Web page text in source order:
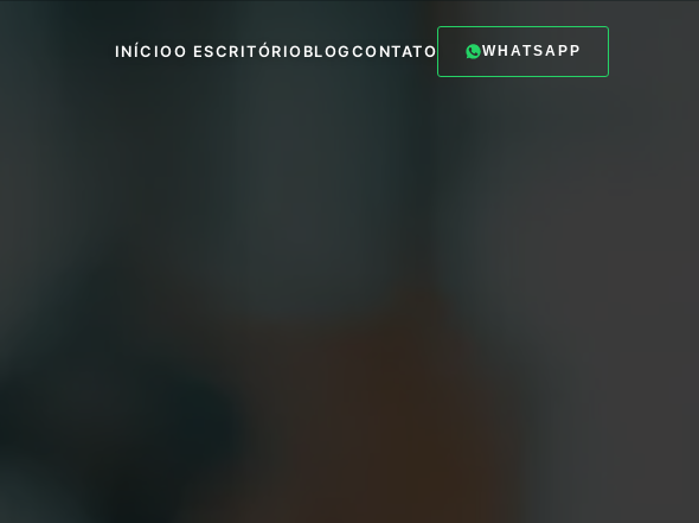
INÍCIOO ESCRITÓRIO BLOG CONTATO WHATSAPP